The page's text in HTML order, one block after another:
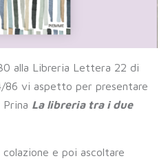
alla Libreria Lettera 22 di
86 vi aspetto per presentare
La libreria tra i due
e poi ascoltare